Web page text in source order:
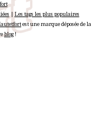
|Les tags les plus populaires
est une marque déposée de la
blog!